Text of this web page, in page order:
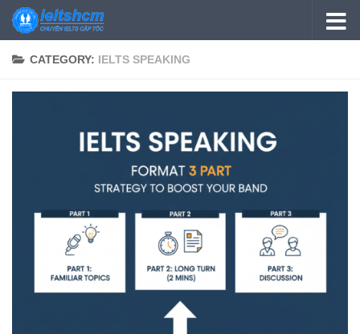
Skip to content
CATEGORY: IELTS SPEAKING